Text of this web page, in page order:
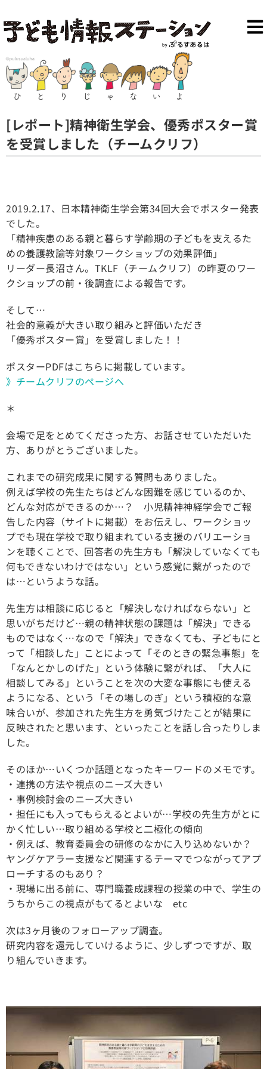
[レポート]精神衛生学会、優秀ポスター賞
を受賞しました（チームクリフ）
2019.2.17、日本精神衛生学会第34回大会でポスター発表
でした。
「精神疾患のある親と暮らす学齢期の子どもを支えるた
めの養護教諭等対象ワークショップの効果評価」
リーダー長沼さん。TKLF（チームクリフ）の昨夏のワー
クショップの前・後調査による報告です。
そして…
社会的意義が大きい取り組みと評価いただき
「優秀ポスター賞」を受賞しました！！
ポスターPDFはこちらに掲載しています。
》チームクリフのページへ
＊
会場で足をとめてくださった方、お話させていただいた
方、ありがとうございました。
これまでの研究成果に関する質問もありました。
例えば学校の先生たちはどんな困難を感じているのか、
どんな対応ができるのか…？ 小児精神神経学会でご報
告した内容（サイトに掲載）をお伝えし、ワークショッ
プでも現在学校で取り組まれている支援のバリエーショ
ンを聴くことで、回答者の先生方も「解決していなくても
何もできないわけではない」という感覚に繋がったので
は…というような話。
先生方は相談に応じると「解決しなければならない」と
思いがちだけど…親の精神状態の課題は「解決」できる
ものではなく…なので「解決」できなくても、子どもにと
って「相談した」ことによって「そのときの緊急事態」を
「なんとかしのげた」という体験に繋がれば、「大人に
相談してみる」ということを次の大変な事態にも使える
ようになる、という「その場しのぎ」という積極的な意
味合いが、参加された先生方を勇気づけたことが結果に
反映されたと思います、といったことを話し合ったりしま
した。
そのほか…いくつか話題となったキーワードのメモです。
・連携の方法や視点のニーズ大きい
・事例検討会のニーズ大きい
・担任にも入ってもらえるとよいが…学校の先生方がとに
かく忙しい…取り組める学校と二極化の傾向
・例えば、教育委員会の研修のなかに入り込めないか？
ヤングケアラー支援など関連するテーマでつながってアプ
ローチするのもあり？
・現場に出る前に、専門職養成課程の授業の中で、学生の
うちからこの視点がもてるとよいな etc
次は3ヶ月後のフォローアップ調査。
研究内容を還元していけるように、少しずつですが、取
り組んでいきます。